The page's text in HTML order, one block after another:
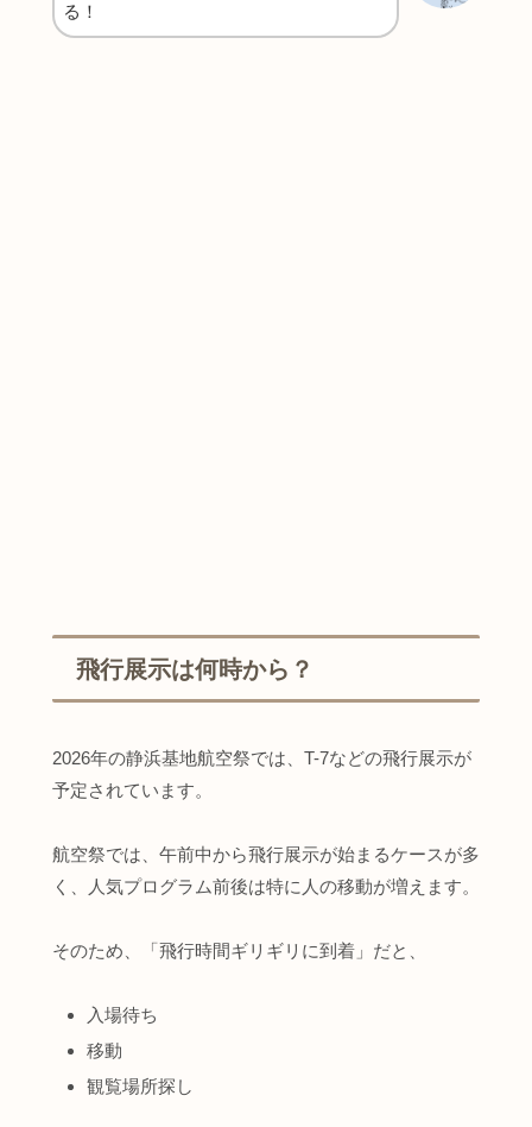
る！
飛行展示は何時から？
2026年の静浜基地航空祭では、T-7などの飛行展示が
予定されています。
航空祭では、午前中から飛行展示が始まるケースが多
く、人気プログラム前後は特に人の移動が増えます。
そのため、「飛行時間ギリギリに到着」だと、
入場待ち
移動
観覧場所探し